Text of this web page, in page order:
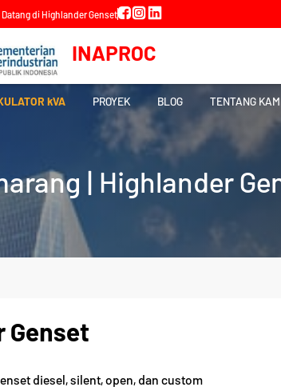
di Highlander Genset
INAPROC
kVA PROYEK BLOG TENTANG
| Highlander
Genset
diesel, silent, open, dan custom